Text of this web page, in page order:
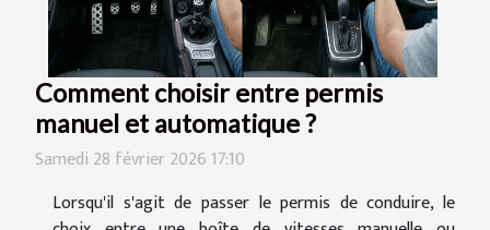
Comment choisir entre permis
manuel et automatique ?
Samedi 28 février 2026 17:10
Lorsqu'il s'agit de passer le permis de conduire, le